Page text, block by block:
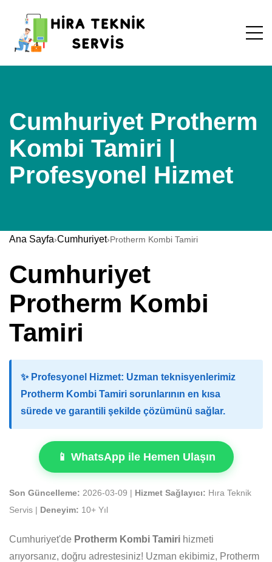
Cumhuriyet Protherm
Kombi Tamiri |
Profesyonel Hizmet
Ana Sayfa›Cumhuriyet›Protherm Kombi Tamiri
Cumhuriyet
Protherm Kombi
Tamiri
✨ Profesyonel Hizmet: Uzman teknisyenlerimiz
Protherm Kombi Tamiri sorunlarının en kısa
sürede ve garantili şekilde çözümünü sağlar.
📱 WhatsApp ile Hemen Ulaşın
Son Güncelleme: 2026-03-09 | Hizmet Sağlayıcı: Hıra Teknik
Servis |
Deneyim: 10+ Yıl
Cumhuriyet'de Protherm Kombi Tamiri hizmeti
arıyorsanız, doğru adrestesiniz! Uzman ekibimiz, Protherm